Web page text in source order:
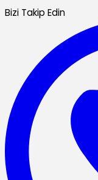
Bizi Takip Edin